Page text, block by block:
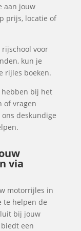
aan jouw
prijs, locatie of
voor
kun je
rijles boeken.
bij het
of vragen
deskundige
via
motorrijles in
te helpen de
bij jouw
een